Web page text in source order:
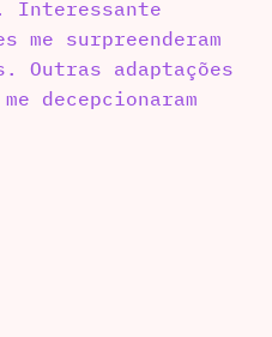
Interessante
me surpreenderam
Outras adaptações
decepcionaram